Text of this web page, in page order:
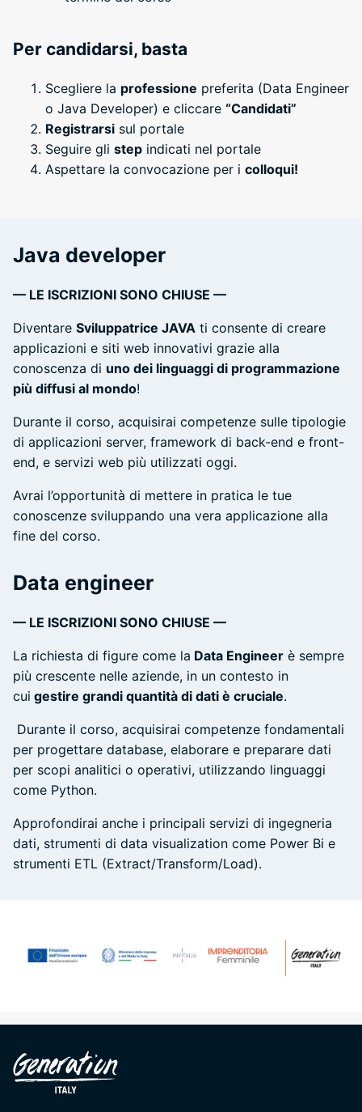
Per candidarsi, basta
Scegliere la professione preferita (Data Engineer
o Java Developer) e cliccare “Candidati”
Registrarsi sul portale
Seguire gli step indicati nel portale
Aspettare la convocazione per i colloqui!
Java developer
— LE ISCRIZIONI SONO CHIUSE —
Diventare Sviluppatrice JAVA ti consente di creare
applicazioni e siti web innovativi grazie alla
conoscenza di uno dei linguaggi di programmazione
più diffusi al mondo!
Durante il corso, acquisirai competenze sulle tipologie
di applicazioni server, framework di back-end e front-
end, e servizi web più utilizzati oggi.
Avrai l’opportunità di mettere in pratica le tue
conoscenze sviluppando una vera applicazione alla
fine del corso.
Data engineer
— LE ISCRIZIONI SONO CHIUSE —
La richiesta di figure come la Data Engineer è sempre
più crescente nelle aziende, in un contesto in
cui gestire grandi quantità di dati è cruciale.
Durante il corso, acquisirai competenze fondamentali
per progettare database, elaborare e preparare dati
per scopi analitici o operativi, utilizzando linguaggi
come Python.
Approfondirai anche i principali servizi di ingegneria
dati, strumenti di data visualization come Power Bi e
strumenti ETL (Extract/Transform/Load).